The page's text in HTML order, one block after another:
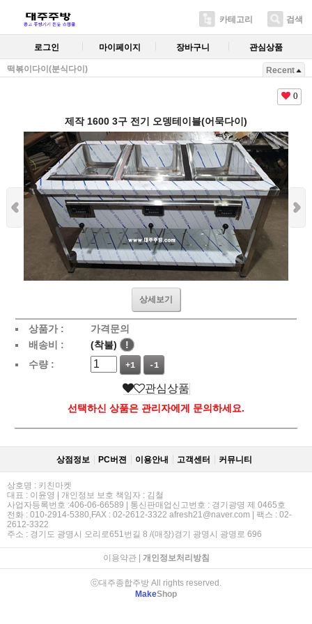
카테고리 검색
로그인 마이페이지 장바구니 관심상품
떡볶이다이(분식다이) Recent
0
제작 1600 3구 전기 오뎅테이블(어묵다이)
상세보기
상품가 :
가격문의
배송비 :
(착불)
!
수량 :
+1 -1
관심상품
선택하신 상품은 관리자에게 문의하세요.
상점정보 PC버젼 이용안내 고객센터 커뮤니티
상호명 : 키친마켓
대표 : 이윤영 | 개인정보 보호 책임자 : 김철
사업자등록번호 :406-06-66589 | 통신판매업신고번호 : 경기광명 제 0465호
전화 : 010-2914-5380,FAX : 02-2612-3322 afresh21@naver.com | 팩스 : 02-
2612-3322
주소 : 경기도 광명시 오리로651번길 8 /(매장)경기 광명시 광명로 696
이용약관| 개인정보처리방침
ⓒ대주종합주방 All rights reserved.
MakeShop